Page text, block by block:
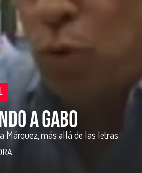
DOCUMENTAL
COLOMBIA SE
se llenó de magia, vallenatos y